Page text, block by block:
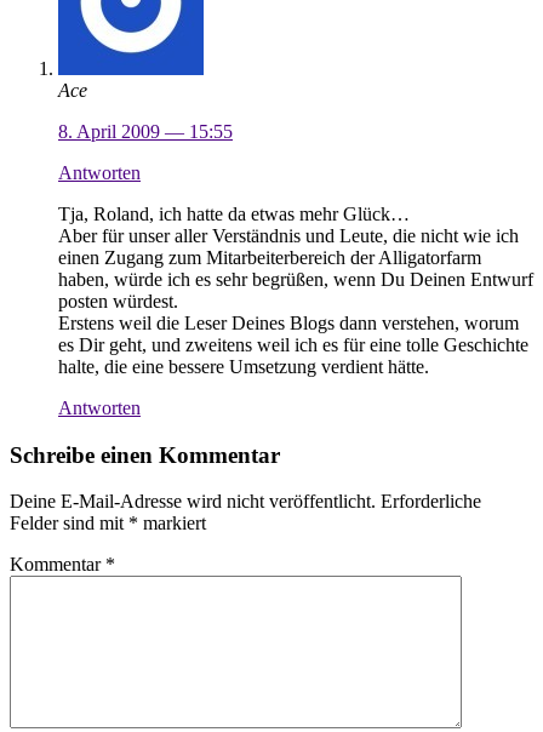
Ace
8. April 2009 — 15:55
Antworten
Tja, Roland, ich hatte da etwas mehr Glück…
Aber für unser aller Verständnis und Leute, die nicht wie ich
einen Zugang zum Mitarbeiterbereich der Alligatorfarm
haben, würde ich es sehr begrüßen, wenn Du Deinen Entwurf
posten würdest.
Erstens weil die Leser Deines Blogs dann verstehen, worum
es Dir geht, und zweitens weil ich es für eine tolle Geschichte
halte, die eine bessere Umsetzung verdient hätte.
Antworten
Schreibe einen Kommentar
Deine E-Mail-Adresse wird nicht veröffentlicht. Erforderliche
Felder sind mit * markiert
Kommentar *